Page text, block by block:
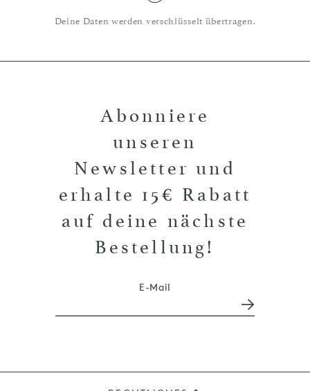
Deine Daten werden verschlüsselt übertragen.
Abonniere
unseren
Newsletter und
erhalte 15€ Rabatt
auf deine nächste
Bestellung!
E-Mail